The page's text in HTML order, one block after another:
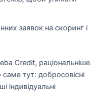
заявок на скоринг і
Credit, раціональніше
тут: добросовісні
індивідуальні